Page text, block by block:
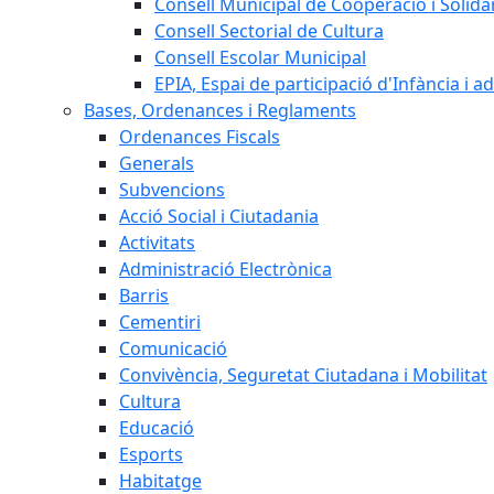
Consell Sectorial de Cultura
Consell Escolar Municipal
EPIA, Espai de participació d'Infància i
Bases, Ordenances i Reglaments
Ordenances Fiscals
Generals
Subvencions
Acció Social i Ciutadania
Activitats
Administració Electrònica
Barris
Cementiri
Comunicació
Convivència, Seguretat Ciutadana i Mobilitat
Cultura
Educació
Esports
Habitatge